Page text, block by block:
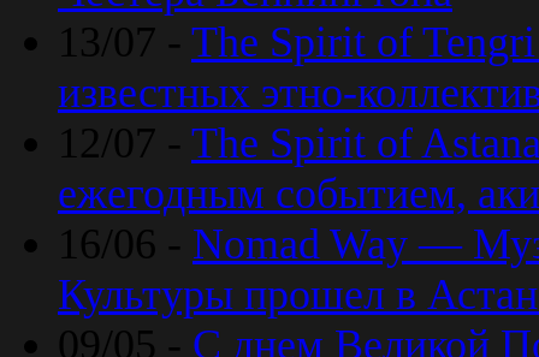
13/07 - The Spirit of Tengri
известных этно-
12/07 - The Spirit of
ежегодным событием,
16/06 - Nomad Way —
Культуры прошел в
09/05 - С днем Великой